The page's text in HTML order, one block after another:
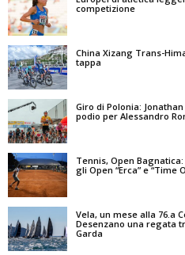
competizione
China Xizang Trans-
tappa
Giro di Polonia:
podio per Alessandro
Tennis, Open
gli Open “Erca” e “Time
Vela, un mese alla 76.a
Desenzano una regata
Garda